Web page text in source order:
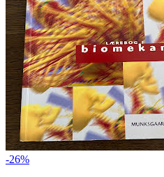
-26%